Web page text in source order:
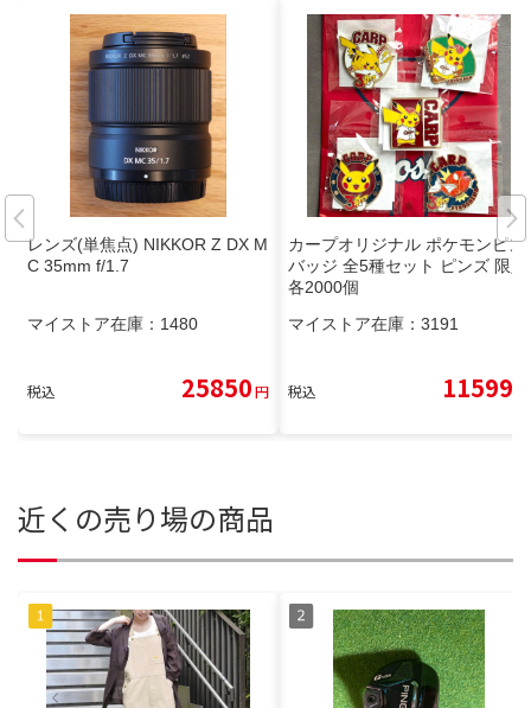
レンズ(単焦点) NIKKOR Z DX M
C 35mm f/1.7
マイストア在庫： 1480
税込 25850円
カープオリジナル ポケモンピン
バッジ 全5種セット ピンズ 限定
各2000個
マイストア在庫： 3191
税込 11599
近くの売り場の商品